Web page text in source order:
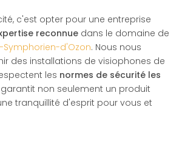
c'est opter pour une entreprise
reconnue dans le domaine de
Symphorien-d'Ozon. Nous nous
des installations de visiophones de
les normes de sécurité les
garantit non seulement un produit
tranquillité d'esprit pour vous et